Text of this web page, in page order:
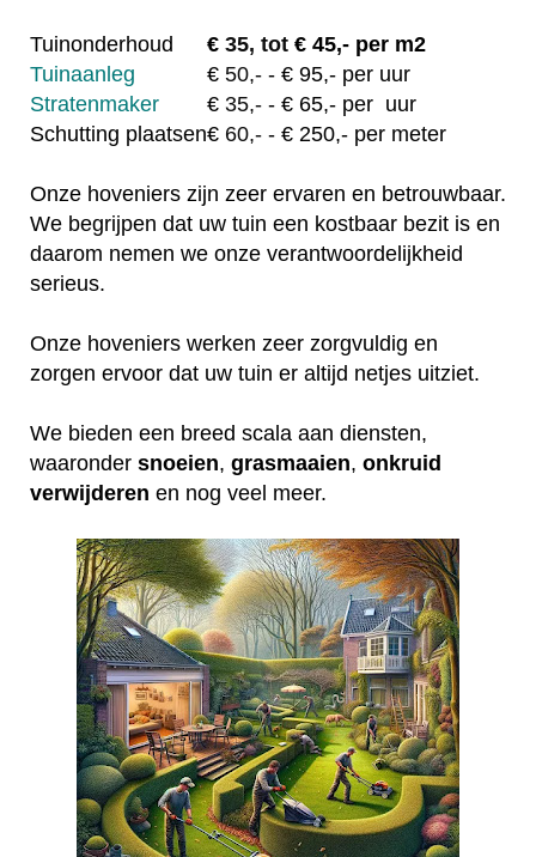
Tuinonderhoud € 35, tot € 45,- per m2
Tuinaanleg
€ 50,- - € 95,- per uur
Stratenmaker
€ 35,- - € 65,- per uur
Schutting plaatsen€ 60,- - € 250,- per meter
Onze hoveniers zijn zeer ervaren en betrouwbaar.
We begrijpen dat uw tuin een kostbaar bezit is en
daarom nemen we onze verantwoordelijkheid
serieus.
Onze hoveniers werken zeer zorgvuldig en
zorgen ervoor dat uw tuin er altijd netjes uitziet.
We bieden een breed scala aan diensten,
waaronder snoeien, grasmaaien, onkruid
verwijderen en nog veel meer.